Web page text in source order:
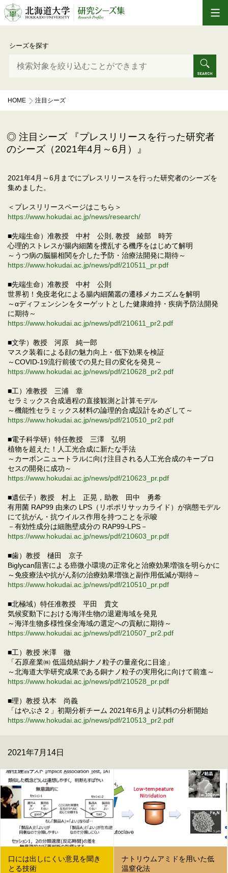
シーズを探す
HOME
注目シーズ
注目シーズ 『プレスリリースを行った研究者
のシーズ（2021年4月～6月）』
2021年4月～6月までにプレスリリースを行った研究者のシーズを
集めました。
＜プレスリリースページはこちら＞
https://www.hokudai.ac.jp/news/research/
■先端生命）准教授 中村 公則, 教授 綾部 時芳
心理的ストレスが腸内細菌を攪乱する機序をはじめて解明
～うつ病の脳腸相関を介した予防・治療法開発に期待～
https://www.hokudai.ac.jp/news/pdf/210511_pr.pdf
■先端生命）准教授 中村 公則
世界初！免疫老化による腸内細菌叢の遷移メカニズムを解明
～αディフェンシンをターゲットとした健康維持・疾病予防法開発
に期待～
https://www.hokudai.ac.jp/news/pdf/210611_pr2.pdf
■文学）教授 河原 純一郎
マスク装着による顔の魅力向上・低下効果を検証
～COVID-19流行前後での見た目の変化を発見～
https://www.hokudai.ac.jp/news/pdf/210628_pr2.pdf
■工）准教授 三浦 章
セラミックス合成過程の直接観測と計算モデル
～機能性セラミックス材料の論理的合成設計をめざして～
https://www.hokudai.ac.jp/news/pdf/210510_pr2.pdf
■電子科学研）特任教授 三澤 弘明
植物を超えた！人工光合成に新たな手法
～カーボンニュートラルに向け注目される人工光合成のキープロ
セスの開発に成功～
https://www.hokudai.ac.jp/news/pdf/210623_pr.pdf
■遺伝子）教授 村上 正晃，助教 田中 勇希
有用菌 RAP99 由来の LPS（リポポリサッカライド）が病態モデル
にて抗がん・抗ウイルス作用を持つことを示唆
－有効性成分は細胞壁成分の RAP99-LPS－
https://www.hokudai.ac.jp/news/pdf/210603_pr.pdf
■歯）教授 樋田 京子
Biglycan阻害による癌微小環境の正常化と治療効果増強を明らかに
～免疫療法や抗がん剤の治療効果増強と副作用低減が期待～
https://www.hokudai.ac.jp/news/pdf/210510_pr.pdf
■北極域）特任准教授 平田 貴文
気候変動下における海洋生物の退避海域を発見
～海洋生物多様性保全海域の選定への貢献に期待～
https://www.hokudai.ac.jp/news/pdf/210507_pr2.pdf
■工）教授 米澤 徹
「石原産業㈱ 低温焼結銅ナノ粒子の量産化に目途」
～北海道大学研究成果である銅ナノ粒子の実用化に向けて前進～
https://www.hokudai.ac.jp/news/pdf/210528_pr.pdf
■理）教授 圦本 尚義
「はやぶさ２」初期分析チーム 2021年6月より試料の分析開始
https://www.hokudai.ac.jp/news/pdf/210513_pr2.pdf
2021年7月14日
口には出しにくい意見を聞き
とる技術
ナトリウムアミドを用いた低
温窒化法